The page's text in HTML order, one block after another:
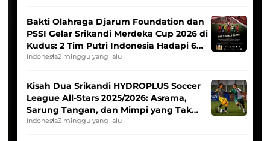
Bakti Olahraga Djarum Foundation dan
PSSI Gelar Srikandi Merdeka Cup 2026 di
Kudus: 2 Tim Putri Indonesia Hadapi 6
Tim Asia
Indonesia2 minggu yang lalu
Kisah Dua Srikandi HYDROPLUS Soccer
League All-Stars 2025/2026: Asrama,
Sarung Tangan, dan Mimpi yang Tak
Pernah Padam
Indonesia3 minggu yang lalu